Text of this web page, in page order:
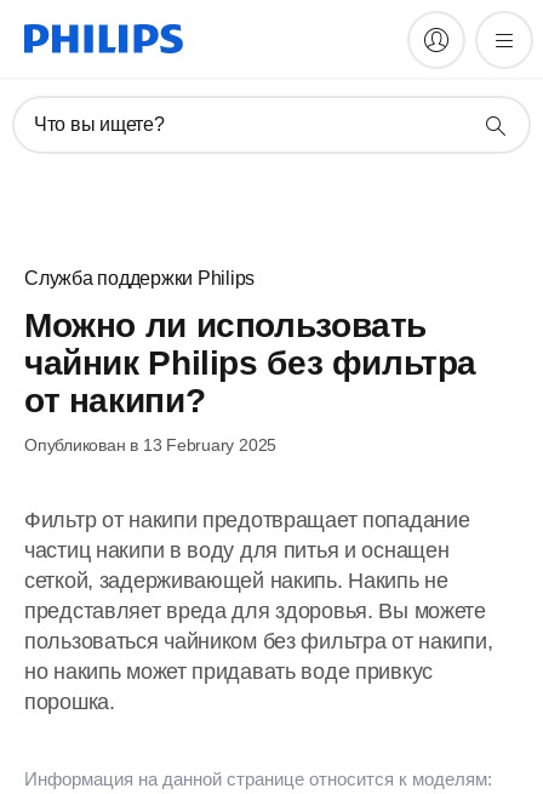
Что вы ищете?
Служба поддержки Philips
Можно ли использовать
чайник Philips без фильтра
от накипи?
Опубликован в 13 February 2025
Фильтр от накипи предотвращает попадание
частиц накипи в воду для питья и оснащен
сеткой, задерживающей накипь. Накипь не
представляет вреда для здоровья. Вы можете
пользоваться чайником без фильтра от накипи,
но накипь может придавать воде привкус
порошка.
Информация на данной странице относится к моделям: